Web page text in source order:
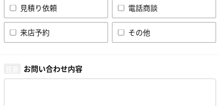
見積り依頼
電話商談
来店予約 その他
お問い合わせ内容